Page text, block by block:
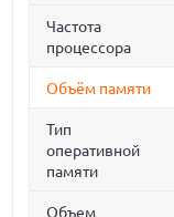
Частота
процессора
Объём памяти
Тип
оперативной
памяти
Объем